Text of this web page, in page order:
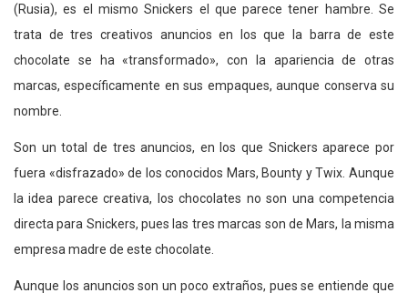
(Rusia), es el mismo Snickers el que parece tener hambre. Se
trata de tres creativos anuncios en los que la barra de este
chocolate se ha «transformado», con la apariencia de otras
marcas, específicamente en sus empaques, aunque conserva su
nombre.
Son un total de tres anuncios, en los que Snickers aparece por
fuera «disfrazado» de los conocidos Mars, Bounty y Twix. Aunque
la idea parece creativa, los chocolates no son una competencia
directa para Snickers, pues las tres marcas son de Mars, la misma
empresa madre de este chocolate.
Aunque los anuncios son un poco extraños, pues se entiende que